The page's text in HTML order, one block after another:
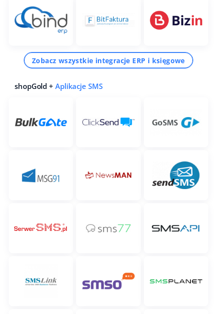
Zobacz wszystkie integracje ERP i księgowe
shopGold + Aplikacje SMS